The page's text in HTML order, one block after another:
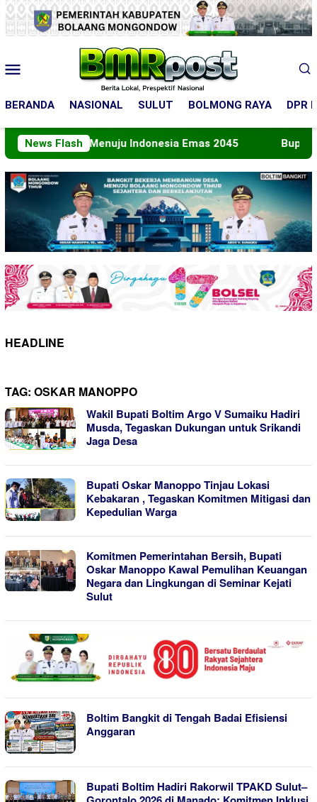
Loncat
ke
konten
Mobile
BERANDA NASIONAL SULUT BOLMONG RAYA DPR
News Flash
Peran Menuju Indonesia Emas 2045 Bupati
HEADLINE
TAG: OSKAR MANOPPO
Wakil Bupati Boltim Argo V Sumaiku Hadiri
Musda, Tegaskan Dukungan untuk Srikandi
Jaga Desa
Bupati Oskar Manoppo Tinjau Lokasi
Kebakaran , Tegaskan Komitmen Mitigasi dan
Kepedulian Warga
Komitmen Pemerintahan Bersih, Bupati
Oskar Manoppo Kawal Pemulihan Keuangan
Negara dan Lingkungan di Seminar Kejati
Sulut
Boltim Bangkit di Tengah Badai Efisiensi
Anggaran
Bupati Boltim Hadiri Rakorwil TPAKD Sulut–